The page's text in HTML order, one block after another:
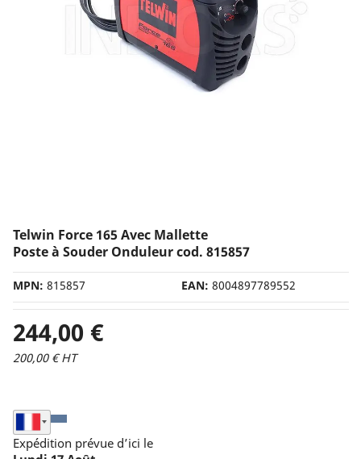
Poste à souder à électrode
Poste à souder à fil
Poste à souder TIG
Marque
Telwin
Prix
Telwin Force 165 Avec Mallette
Poste à Souder Onduleur cod. 815857
MPN: 815857 EAN: 8004897789552
244,00 €
200,00 € HT
Seleziona Nazione di Spedizione
Expédition prévue d’ici le